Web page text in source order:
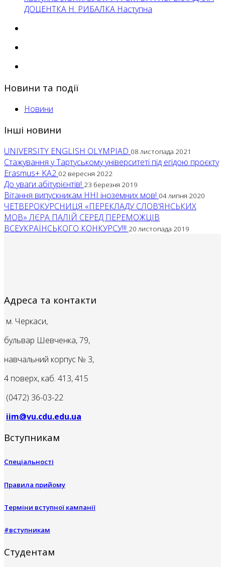
ДОЦЕНТКА Н. РИБАЛКА Наступна
Новини та події
Новини
Інші новини
UNIVERSITY ENGLISH OLYMPIAD 08 листопада 2021
Стажування у Тартуському університеті під егідою проєкту
Erasmus+ KA2 02 вересня 2022
До уваги абітурієнтів! 23 березня 2019
Вітання випускникам ННІ іноземних мов! 04 липня 2020
ЧЕТВЕРОКУРСНИЦЯ «ПЕРЕКЛАДУ СЛОВ’ЯНСЬКИХ
МОВ» ЛЄРА ПАЛІЙ СЕРЕД ПЕРЕМОЖЦІВ
ВСЕУКРАЇНСЬКОГО КОНКУРСУ!!! 20 листопада 2019
Адреса та контакти
м. Черкаси,
бульвар Шевченка, 79,
навчальний корпус № 3,
4 поверх, каб. 413, 415
(0472) 36-03-22
iim@vu.cdu.edu.ua
Вступникам
Спеціальності
Правила прийому
Терміни вступної кампанії
#вступникам
Студентам